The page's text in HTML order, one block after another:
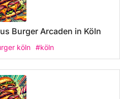
Burger Arcaden in Köln
köln #köln